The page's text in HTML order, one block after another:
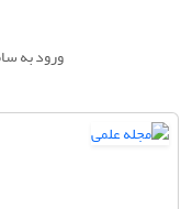
ورود به